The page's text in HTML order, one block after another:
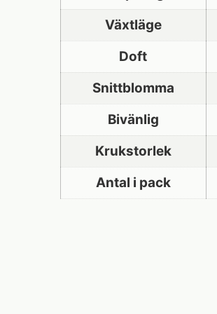
Växtläge
Doft
Snittblomma
Bivänlig
Krukstorlek
Antal i pack